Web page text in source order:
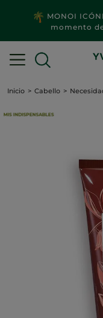
MONOI
momento
Inicio Cabello